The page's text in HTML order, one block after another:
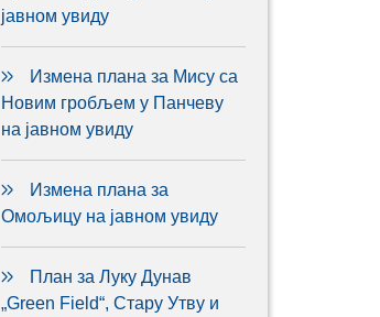
јавном увиду
Измена плана за Мису са
Новим гробљем у Панчеву
на јавном увиду
Измена плана за
Омољицу на јавном увиду
План за Луку Дунав
„Green Field“, Стару Утву и